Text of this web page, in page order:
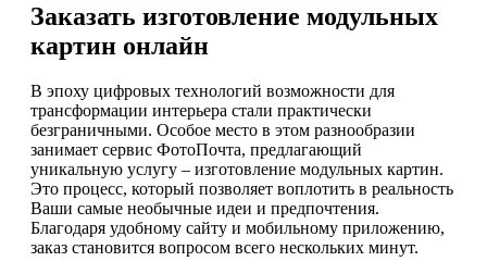
Заказать изготовление модульных
картин онлайн
В эпоху цифровых технологий возможности для
трансформации интерьера стали практически
безграничными. Особое место в этом разнообразии
занимает сервис ФотоПочта, предлагающий
уникальную услугу – изготовление модульных картин.
Это процесс, который позволяет воплотить в реальность
Ваши самые необычные идеи и предпочтения.
Благодаря удобному сайту и мобильному приложению,
заказ становится вопросом всего нескольких минут.